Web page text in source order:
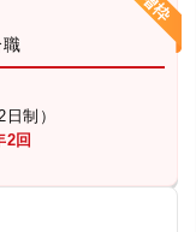
職
制）
2回